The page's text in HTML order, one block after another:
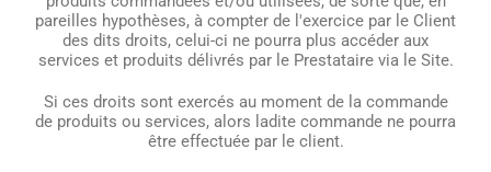
pareilles hypothèses, à compter de l'exercice par le Client
des dits droits, celui-ci ne pourra plus accéder aux
services et produits délivrés par le Prestataire via le Site.
Si ces droits sont exercés au moment de la commande
de produits ou services, alors ladite commande ne pourra
être effectuée par le client.